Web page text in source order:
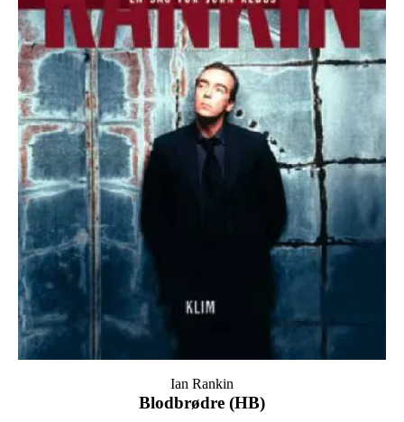
Blodbrødre (HB)
Ian Rankin